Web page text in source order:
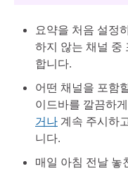
요약을 처음 설정
하지 않는 채널 중
합니다.
어떤 채널을 포함
이드바를 깔끔하
거나 계속 주시하
니다.
매일 아침 전날 놓